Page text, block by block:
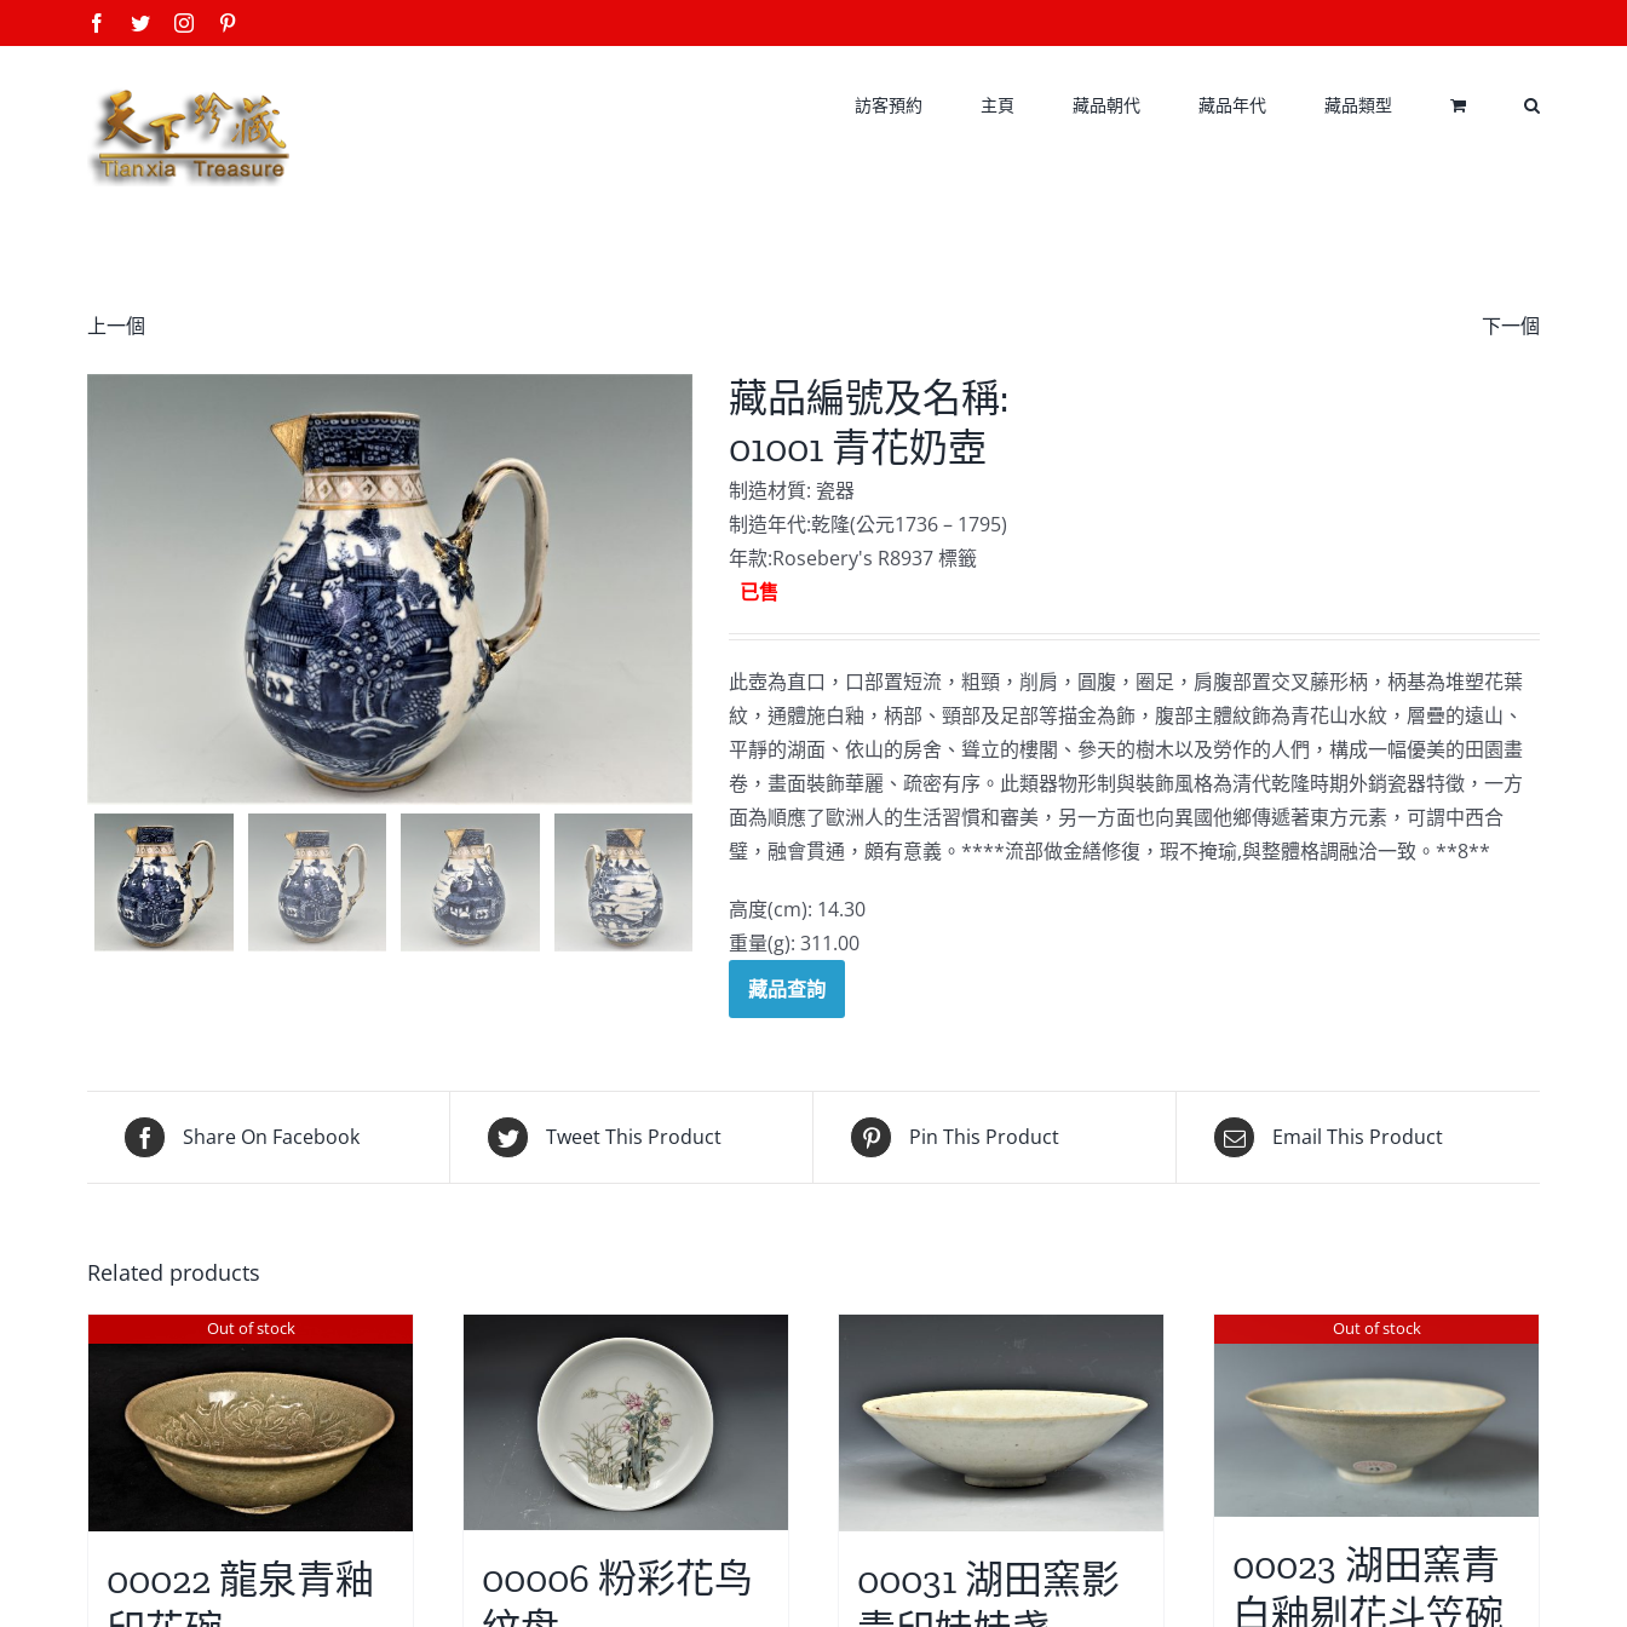
to
Facebook
TwitterInstagram
訪客預約 主頁 藏品朝代 藏品年代 藏品類型
上一個 下一個
藏品編號及名稱:
01001 青花奶壺
制造材質: 瓷器
制造年代:乾隆(公元1736 – 1795)
年款:Rosebery's R8937 標籤
已售
此壺為直口，口部置短流，粗頸，削肩，圓腹，圈足，肩腹部置交叉藤形柄，柄基為堆塑花葉
紋，通體施白釉，柄部、頸部及足部等描金為飾，腹部主體紋飾為青花山水紋，層疊的遠山、
平靜的湖面、依山的房舍、聳立的樓閣、參天的樹木以及勞作的人們，構成一幅優美的田園畫
卷，畫面裝飾華麗、疏密有序。此類器物形制與裝飾風格為清代乾隆時期外銷瓷器特徵，一方
面為順應了歐洲人的生活習慣和審美，另一方面也向異國他鄉傳遞著東方元素，可謂中西合
璧，融會貫通，頗有意義。****流部做金繕修復，瑕不掩瑜,與整體格調融洽一致。**8**
高度(cm): 14.30
重量(g): 311.00
藏品查詢
Share On Facebook Tweet This Product Pin This Product Email This Product
Related products
Out of stock
00022 龍泉青釉
00006 粉彩花鸟
00031 湖田窯影
Out of stock
00023 湖田窯青
白釉剔花斗笠碗